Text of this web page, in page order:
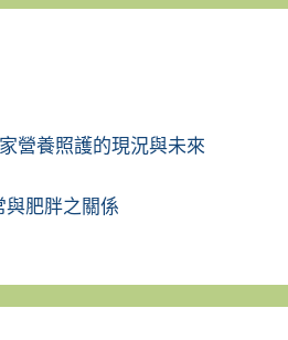
營養照護的現況與未來
與肥胖之關係